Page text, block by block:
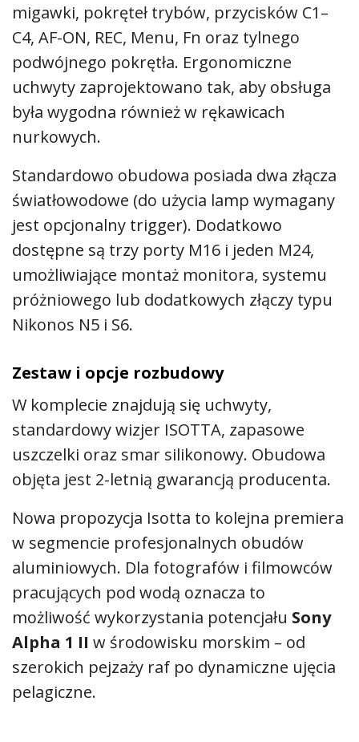
migawki, pokręteł trybów, przycisków C1–
C4, AF-ON, REC, Menu, Fn oraz tylnego
podwójnego pokrętła. Ergonomiczne
uchwyty zaprojektowano tak, aby obsługa
była wygodna również w rękawicach
nurkowych.
Standardowo obudowa posiada dwa złącza
światłowodowe (do użycia lamp wymagany
jest opcjonalny trigger). Dodatkowo
dostępne są trzy porty M16 i jeden M24,
umożliwiające montaż monitora, systemu
próżniowego lub dodatkowych złączy typu
Nikonos N5 i S6.
Zestaw i opcje rozbudowy
W komplecie znajdują się uchwyty,
standardowy wizjer ISOTTA, zapasowe
uszczelki oraz smar silikonowy. Obudowa
objęta jest 2-letnią gwarancją producenta.
Nowa propozycja Isotta to kolejna premiera
w segmencie profesjonalnych obudów
aluminiowych. Dla fotografów i filmowców
pracujących pod wodą oznacza to
możliwość wykorzystania potencjału Sony
Alpha 1 II w środowisku morskim – od
szerokich pejzaży raf po dynamiczne ujęcia
pelagiczne.